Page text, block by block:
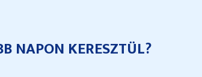
NAPON KERESZTÜL?